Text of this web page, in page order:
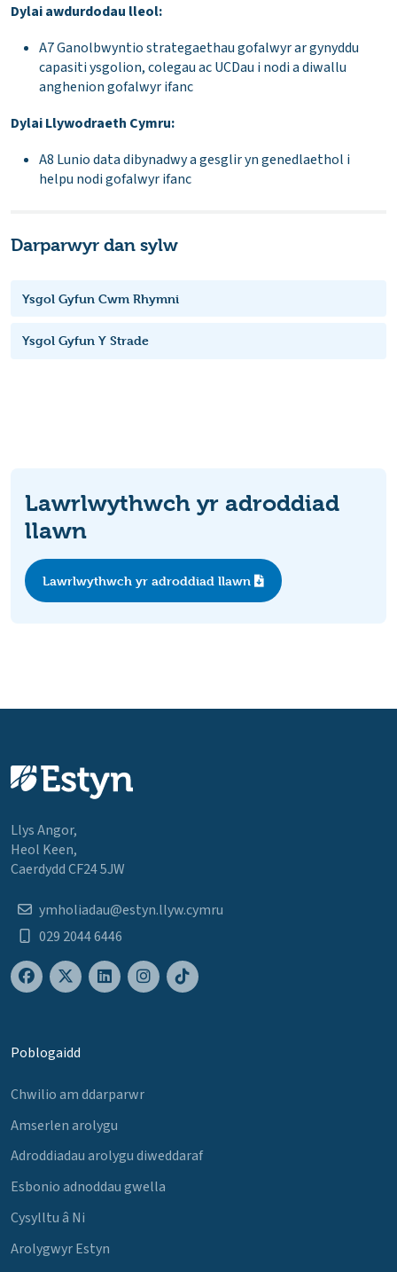
Dylai awdurdodau lleol:
A7 Ganolbwyntio strategaethau gofalwyr ar gynyddu
capasiti ysgolion, colegau ac UCDau i nodi a diwallu
anghenion gofalwyr ifanc
Dylai Llywodraeth Cymru​:
A8 Lunio data dibynadwy a gesglir yn genedlaethol i
helpu nodi gofalwyr ifanc
Darparwyr dan sylw
Ysgol Gyfun Cwm Rhymni
Ysgol Gyfun Y Strade
Lawrlwythwch yr adroddiad
llawn
Lawrlwythwch yr adroddiad llawn
Llys Angor,
Heol Keen,
Caerdydd CF24 5JW
ymholiadau@estyn.llyw.cymru
029 2044 6446
Poblogaidd
Chwilio am ddarparwr
Amserlen arolygu
Adroddiadau arolygu diweddaraf
Esbonio adnoddau gwella
Cysylltu â Ni
Arolygwyr Estyn